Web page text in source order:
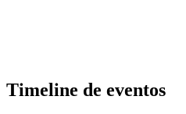
Timeline de eventos